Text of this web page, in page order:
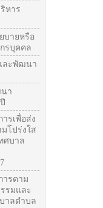
หาร
บายหรือ
รบุคคล
ละพัฒนา
า
รเพื่อส่ง
โปร่งใส
ศบาล
ารตาม
รมและ
าลตำบล